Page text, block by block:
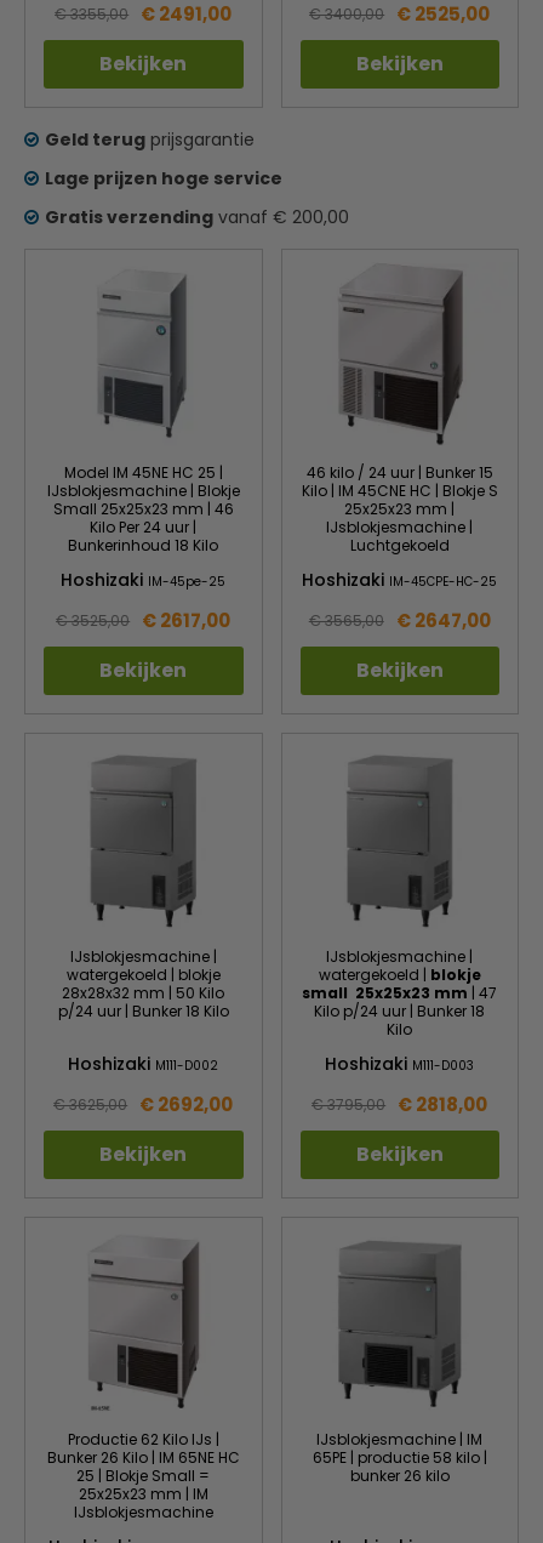
€ 3355,00 € 2491,00
Bekijken
€ 3400,00 € 2525,00
Bekijken
Model IM 45NE HC 25 |
IJsblokjesmachine | Blokje
Small 25x25x23 mm | 46
Kilo Per 24 uur |
Bunkerinhoud 18 Kilo
Hoshizaki IM-45pe-25
€ 3525,00 € 2617,00
Bekijken
46 kilo / 24 uur | Bunker 15
Kilo | IM 45CNE HC | Blokje S
25x25x23 mm |
IJsblokjesmachine |
Luchtgekoeld
Hoshizaki IM-45CPE-HC-25
€ 3565,00 € 2647,00
Bekijken
IJsblokjesmachine |
watergekoeld | blokje
28x28x32 mm | 50 Kilo
p/24 uur | Bunker 18 Kilo
Hoshizaki M111-D002
€ 3625,00 € 2692,00
Bekijken
IJsblokjesmachine |
watergekoeld | blokje
small 25x25x23 mm | 47
Kilo p/24 uur | Bunker 18
Kilo
Hoshizaki M111-D003
€ 3795,00 € 2818,00
Bekijken
Productie 62 Kilo IJs |
Bunker 26 Kilo | IM 65NE HC
25 | Blokje Small =
25x25x23 mm | IM
IJsblokjesmachine
IJsblokjesmachine | IM
65PE | productie 58 kilo |
bunker 26 kilo
Geld terug prijsgarantie
Lage prijzen hoge service
Gratis verzending vanaf € 200,00